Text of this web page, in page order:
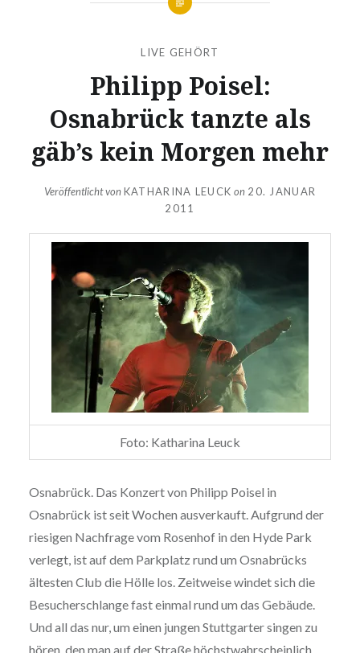
LIVE GEHÖRT
Philipp Poisel:
Osnabrück tanzte als
gäb’s kein Morgen mehr
Veröffentlicht vonKATHARINA LEUCK on 20. JANUAR
2011
Foto: Katharina Leuck
Osnabrück. Das Konzert von Philipp Poisel in
Osnabrück ist seit Wochen ausverkauft. Aufgrund der
riesigen Nachfrage vom Rosenhof in den Hyde Park
verlegt, ist auf dem Parkplatz rund um Osnabrücks
ältesten Club die Hölle los. Zeitweise windet sich die
Besucherschlange fast einmal rund um das Gebäude.
Und all das nur, um einen jungen Stuttgarter singen zu
hören, den man auf der Straße höchstwahrscheinlich